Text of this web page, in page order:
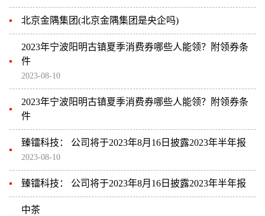
北京金隅集团(北京金隅集团是央企吗)
2023年宁波阳明古镇夏季消费券哪些人能领？附领券条
件
2023-08-10
2023年宁波阳明古镇夏季消费券哪些人能领？附领券条
件
臻镭科技： 公司将于2023年8月16日披露2023年半年报
2023-08-10
臻镭科技： 公司将于2023年8月16日披露2023年半年报
中茶